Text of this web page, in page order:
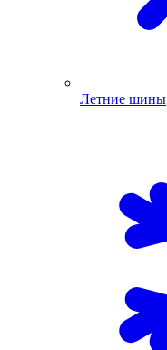
Летние шины